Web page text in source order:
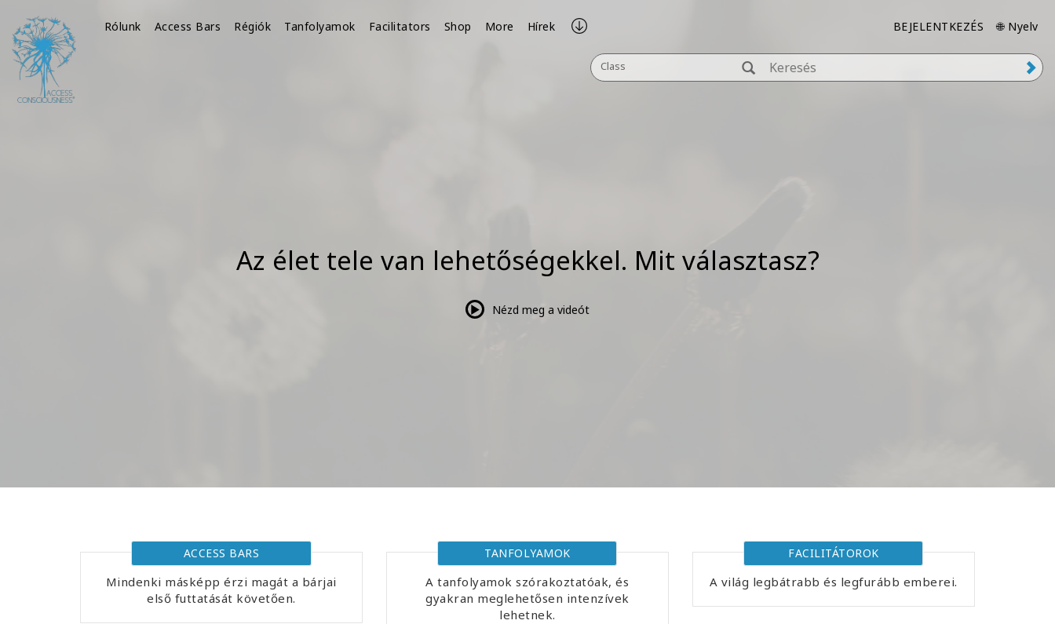
Rólunk Access Bars Régiók Tanfolyamok Facilitators Shop More Hírek BEJELENTKEZÉS 🌐 Nyelv
Class
Az élet tele van lehetőségekkel. Mit választasz?
Nézd meg a videót
ACCESS BARS
Mindenki másképp érzi magát a bárjai
első futtatását követően.
TANFOLYAMOK
A tanfolyamok szórakoztatóak, és
gyakran meglehetősen intenzívek
lehetnek.
FACILITÁTOROK
A világ legbátrabb és legfurább emberei.